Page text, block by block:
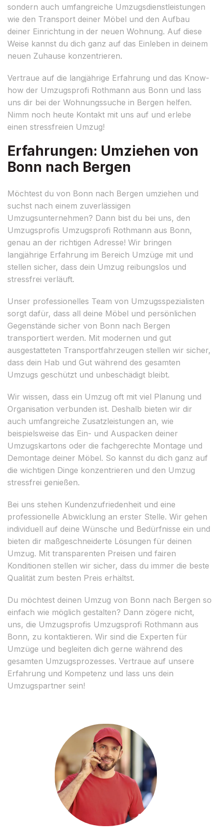
sondern auch umfangreiche Umzugsdienstleistungen
wie den Transport deiner Möbel und den Aufbau
deiner Einrichtung in der neuen Wohnung. Auf diese
Weise kannst du dich ganz auf das Einleben in deinem
neuen Zuhause konzentrieren.
Vertraue auf die langjährige Erfahrung und das Know-
how der Umzugsprofi Rothmann aus Bonn und lass
uns dir bei der Wohnungssuche in Bergen helfen.
Nimm noch heute Kontakt mit uns auf und erlebe
einen stressfreien Umzug!
Erfahrungen: Umziehen von
Bonn nach Bergen
Möchtest du von Bonn nach Bergen umziehen und
suchst nach einem zuverlässigen
Umzugsunternehmen? Dann bist du bei uns, den
Umzugsprofis Umzugsprofi Rothmann aus Bonn,
genau an der richtigen Adresse! Wir bringen
langjährige Erfahrung im Bereich Umzüge mit und
stellen sicher, dass dein Umzug reibungslos und
stressfrei verläuft.
Unser professionelles Team von Umzugsspezialisten
sorgt dafür, dass all deine Möbel und persönlichen
Gegenstände sicher von Bonn nach Bergen
transportiert werden. Mit modernen und gut
ausgestatteten Transportfahrzeugen stellen wir sicher,
dass dein Hab und Gut während des gesamten
Umzugs geschützt und unbeschädigt bleibt.
Wir wissen, dass ein Umzug oft mit viel Planung und
Organisation verbunden ist. Deshalb bieten wir dir
auch umfangreiche Zusatzleistungen an, wie
beispielsweise das Ein- und Auspacken deiner
Umzugskartons oder die fachgerechte Montage und
Demontage deiner Möbel. So kannst du dich ganz auf
die wichtigen Dinge konzentrieren und den Umzug
stressfrei genießen.
Bei uns stehen Kundenzufriedenheit und eine
professionelle Abwicklung an erster Stelle. Wir gehen
individuell auf deine Wünsche und Bedürfnisse ein und
bieten dir maßgeschneiderte Lösungen für deinen
Umzug. Mit transparenten Preisen und fairen
Konditionen stellen wir sicher, dass du immer die beste
Qualität zum besten Preis erhältst.
Du möchtest deinen Umzug von Bonn nach Bergen so
einfach wie möglich gestalten? Dann zögere nicht,
uns, die Umzugsprofis Umzugsprofi Rothmann aus
Bonn, zu kontaktieren. Wir sind die Experten für
Umzüge und begleiten dich gerne während des
gesamten Umzugsprozesses. Vertraue auf unsere
Erfahrung und Kompetenz und lass uns dein
Umzugspartner sein!